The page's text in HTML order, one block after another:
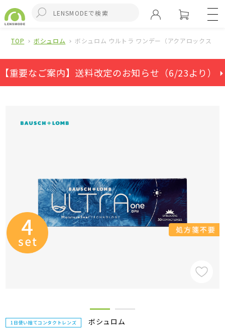
TOP ボシュロム ボシュロム ウルトラ ワンデー（アクアロックス ワ
【重要なご案内】送料改定のお知らせ（6/23より） ⏵
1日使い捨てコンタクトレンズ ボシュロム